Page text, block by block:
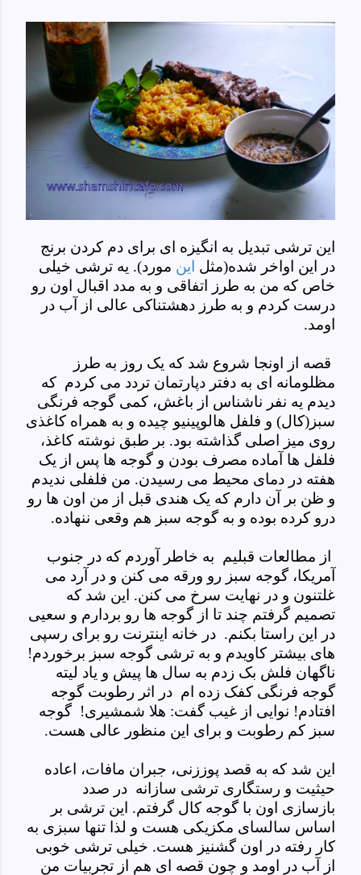
این ترشی تبدیل به انگیزه ای برای دم کردن برنج
در این اواخر شده(مثل این مورد). یه ترشی خیلی
خاص که من به طرز اتفاقی و به مدد اقبال اون رو
درست کردم و به طرز دهشتناکی عالی از آب در
اومد.
قصه از اونجا شروع شد که یک روز به طرز
مظلومانه ای به دفتر دپارتمان تردد می کردم که
دیدم یه نفر ناشناس از باغش، کمی گوجه فرنگی
سبز(کال) و فلفل هالوپینیو چیده و به همراه کاغذی
روی میز اصلی گذاشته بود. بر طبق نوشته کاغذ،
فلفل ها آماده مصرف بودن و گوجه ها پس از یک
هفته در دمای محیط می رسیدن. من فلفلی ندیدم
و ظن بر آن دارم که یک هندی قبل از من اون ها رو
درو کرده بوده و به گوجه سبز هم وقعی ننهاده.
از مطالعات قبلیم به خاطر آوردم که در جنوب
آمریکا، گوجه سبز رو ورقه می کنن و در آرد می
غلتنون و در نهایت سرخ می کنن. این شد که
تصمیم گرفتم چند تا از گوجه ها رو بردارم و سعیی
در این راستا بکنم. در خانه اینترنت رو برای رسپی
های بیشتر کاویدم و به ترشی گوجه سبز برخوردم!
ناگهان فلش بک زدم به سال ها پیش و یاد لیته
گوجه فرنگی کفک زده ام در اثر رطوبت گوجه
افتادم! نوایی از غیب گفت: هلا شمشیری! گوجه
سبز کم رطوبت و برای این منظور عالی هست.
این شد که به قصد پوززنی، جبران مافات، اعاده
حیثیت و رستگاری ترشی سازانه در صدد
بازسازی اون با گوجه کال گرفتم. این ترشی بر
اساس سالسای مکزیکی هست و لذا تنها سبزی به
کار رفته در اون گشنیز هست. خیلی ترشی خوبی
از آب در اومد و چون قصه ای هم از تجربیات من